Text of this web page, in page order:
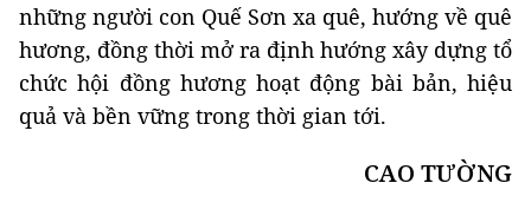
những người con Quế Sơn xa quê, hướng về quê
hương, đồng thời mở ra định hướng xây dựng tổ
chức hội đồng hương hoạt động bài bản, hiệu
quả và bền vững trong thời gian tới.
CAO TƯỜNG